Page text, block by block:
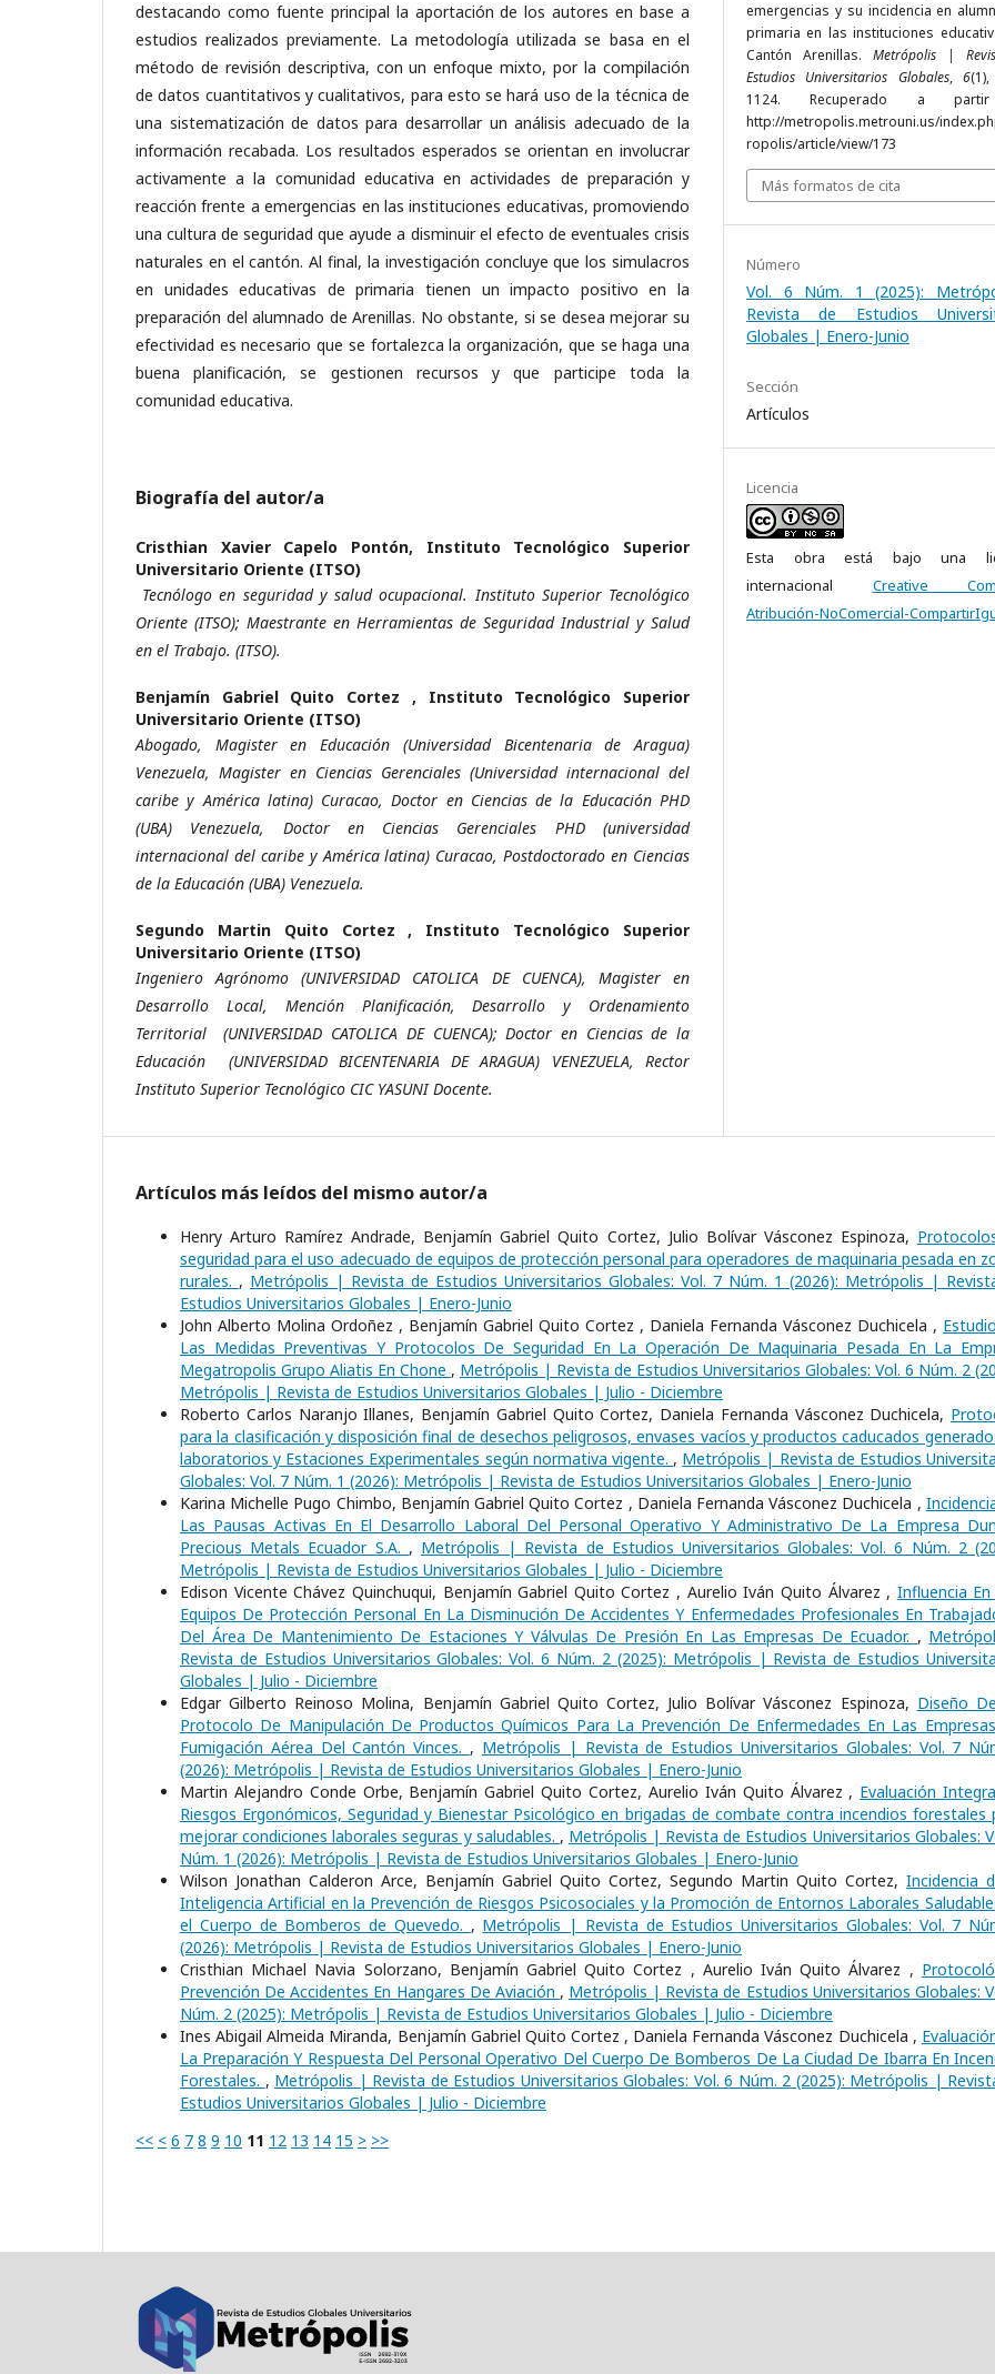
destacando como fuente principal la aportación de los autores en base a
estudios realizados previamente. La metodología utilizada se basa en el
método de revisión descriptiva, con un enfoque mixto, por la compilación
de datos cuantitativos y cualitativos, para esto se hará uso de la técnica de
una sistematización de datos para desarrollar un análisis adecuado de la
información recabada. Los resultados esperados se orientan en involucrar
activamente a la comunidad educativa en actividades de preparación y
reacción frente a emergencias en las instituciones educativas, promoviendo
una cultura de seguridad que ayude a disminuir el efecto de eventuales crisis
naturales en el cantón. Al final, la investigación concluye que los simulacros
en unidades educativas de primaria tienen un impacto positivo en la
preparación del alumnado de Arenillas. No obstante, si se desea mejorar su
efectividad es necesario que se fortalezca la organización, que se haga una
buena planificación, se gestionen recursos y que participe toda la
comunidad educativa.
Biografía del autor/a
Cristhian Xavier Capelo Pontón, Instituto Tecnológico Superior
Universitario Oriente (ITSO)
Tecnólogo en seguridad y salud ocupacional. Instituto Superior Tecnológico
Oriente (ITSO); Maestrante en Herramientas de Seguridad Industrial y Salud
en el Trabajo. (ITSO).
Benjamín Gabriel Quito Cortez , Instituto Tecnológico Superior
Universitario Oriente (ITSO)
Abogado, Magister en Educación (Universidad Bicentenaria de Aragua)
Venezuela, Magister en Ciencias Gerenciales (Universidad internacional del
caribe y América latina) Curacao, Doctor en Ciencias de la Educación PHD
(UBA) Venezuela, Doctor en Ciencias Gerenciales PHD (universidad
internacional del caribe y América latina) Curacao, Postdoctorado en Ciencias
de la Educación (UBA) Venezuela.
Segundo Martin Quito Cortez , Instituto Tecnológico Superior
Universitario Oriente (ITSO)
Ingeniero Agrónomo (UNIVERSIDAD CATOLICA DE CUENCA), Magister en
Desarrollo Local, Mención Planificación, Desarrollo y Ordenamiento
Territorial (UNIVERSIDAD CATOLICA DE CUENCA); Doctor en Ciencias de la
Educación (UNIVERSIDAD BICENTENARIA DE ARAGUA) VENEZUELA, Rector
Instituto Superior Tecnológico CIC YASUNI Docente.
emergencias y su incidencia en
primaria en las instituciones
Cantón Arenillas. Metrópolis |
Estudios Universitarios Globales, 6
1124. Recuperado a
http://metropolis.metrouni.us/
ropolis/article/view/173
Más formatos de cita
Número
Vol. 6 Núm. 1 (2025):
Revista de Estudios
Globales | Enero-Junio
Sección
Artículos
Licencia
Esta obra está bajo una
internacional Creative
Atribución-NoComercial-
Artículos más leídos del mismo autor/a
Henry Arturo Ramírez Andrade, Benjamín Gabriel Quito Cortez, Julio Bolívar Vásconez Espinoza,
seguridad para el uso adecuado de equipos de protección personal para operadores de maquinaria pesada en
rurales. , Metrópolis | Revista de Estudios Universitarios Globales: Vol. 7 Núm. 1 (2026): Metrópolis |
Estudios Universitarios Globales | Enero-Junio
John Alberto Molina Ordoñez , Benjamín Gabriel Quito Cortez , Daniela Fernanda Vásconez Duchicela ,
Las Medidas Preventivas Y Protocolos De Seguridad En La Operación De Maquinaria Pesada En La
Megatropolis Grupo Aliatis En Chone , Metrópolis | Revista de Estudios Universitarios Globales: Vol. 6 Núm. 2
Metrópolis | Revista de Estudios Universitarios Globales | Julio - Diciembre
Roberto Carlos Naranjo Illanes, Benjamín Gabriel Quito Cortez, Daniela Fernanda Vásconez Duchicela,
para la clasificación y disposición final de desechos peligrosos, envases vacíos y productos caducados
laboratorios y Estaciones Experimentales según normativa vigente. , Metrópolis | Revista de Estudios
Globales: Vol. 7 Núm. 1 (2026): Metrópolis | Revista de Estudios Universitarios Globales | Enero-Junio
Karina Michelle Pugo Chimbo, Benjamín Gabriel Quito Cortez , Daniela Fernanda Vásconez Duchicela ,
Las Pausas Activas En El Desarrollo Laboral Del Personal Operativo Y Administrativo De La Empresa
Precious Metals Ecuador S.A. , Metrópolis | Revista de Estudios Universitarios Globales: Vol. 6 Núm. 2
Metrópolis | Revista de Estudios Universitarios Globales | Julio - Diciembre
Edison Vicente Chávez Quinchuqui, Benjamín Gabriel Quito Cortez , Aurelio Iván Quito Álvarez , Influencia
Equipos De Protección Personal En La Disminución De Accidentes Y Enfermedades Profesionales En
Del Área De Mantenimiento De Estaciones Y Válvulas De Presión En Las Empresas De Ecuador. ,
Revista de Estudios Universitarios Globales: Vol. 6 Núm. 2 (2025): Metrópolis | Revista de Estudios
Globales | Julio - Diciembre
Edgar Gilberto Reinoso Molina, Benjamín Gabriel Quito Cortez, Julio Bolívar Vásconez Espinoza, Diseño
Protocolo De Manipulación De Productos Químicos Para La Prevención De Enfermedades En Las
Fumigación Aérea Del Cantón Vinces. , Metrópolis | Revista de Estudios Universitarios Globales: Vol. 7
(2026): Metrópolis | Revista de Estudios Universitarios Globales | Enero-Junio
Martin Alejandro Conde Orbe, Benjamín Gabriel Quito Cortez, Aurelio Iván Quito Álvarez , Evaluación
Riesgos Ergonómicos, Seguridad y Bienestar Psicológico en brigadas de combate contra incendios forestales
mejorar condiciones laborales seguras y saludables. , Metrópolis | Revista de Estudios Universitarios Globales:
Núm. 1 (2026): Metrópolis | Revista de Estudios Universitarios Globales | Enero-Junio
Wilson Jonathan Calderon Arce, Benjamín Gabriel Quito Cortez, Segundo Martin Quito Cortez, Incidencia
Inteligencia Artificial en la Prevención de Riesgos Psicosociales y la Promoción de Entornos Laborales
el Cuerpo de Bomberos de Quevedo. , Metrópolis | Revista de Estudios Universitarios Globales: Vol. 7
(2026): Metrópolis | Revista de Estudios Universitarios Globales | Enero-Junio
Cristhian Michael Navia Solorzano, Benjamín Gabriel Quito Cortez , Aurelio Iván Quito Álvarez ,
Prevención De Accidentes En Hangares De Aviación , Metrópolis | Revista de Estudios Universitarios Globales:
Núm. 2 (2025): Metrópolis | Revista de Estudios Universitarios Globales | Julio - Diciembre
Ines Abigail Almeida Miranda, Benjamín Gabriel Quito Cortez , Daniela Fernanda Vásconez Duchicela ,
La Preparación Y Respuesta Del Personal Operativo Del Cuerpo De Bomberos De La Ciudad De Ibarra En
Forestales. , Metrópolis | Revista de Estudios Universitarios Globales: Vol. 6 Núm. 2 (2025): Metrópolis |
Estudios Universitarios Globales | Julio - Diciembre
<< < 6 7 8 9 10 11 12 13 14 15 > >>